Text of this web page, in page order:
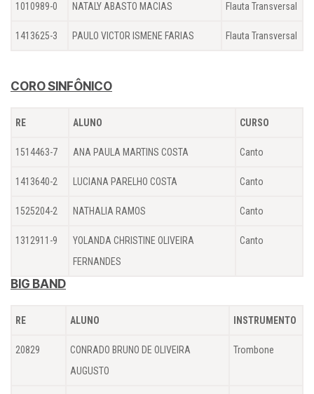
1010989-0 NATALY ABASTO MACIAS Flauta Transversal
1413625-3 PAULO VICTOR ISMENE FARIAS Flauta Transversal
CORO SINFÔNICO
RE ALUNO CURSO
1514463-7 ANA PAULA MARTINS COSTA Canto
1413640-2 LUCIANA PARELHO COSTA Canto
1525204-2 NATHALIA RAMOS Canto
1312911-9
YOLANDA CHRISTINE OLIVEIRA
FERNANDES
Canto
BIG BAND
RE ALUNO INSTRUMENTO
20829
CONRADO BRUNO DE OLIVEIRA
AUGUSTO
Trombone